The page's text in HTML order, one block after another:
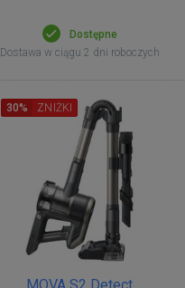
Dostępne
Dostawa w ciągu 2 dni roboczych
MOVA S2 Detect
30% ZNIŻKI